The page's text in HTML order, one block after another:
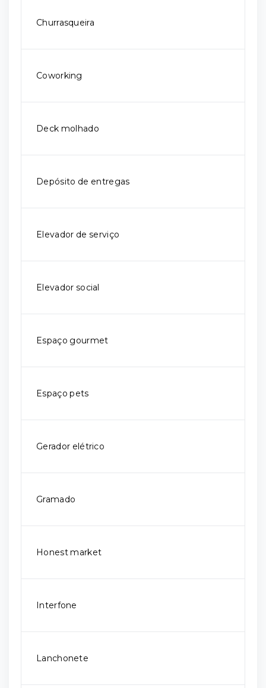
Churrasqueira
Coworking
Deck molhado
Depósito de entregas
Elevador de serviço
Elevador social
Espaço gourmet
Espaço pets
Gerador elétrico
Gramado
Honest market
Interfone
Lanchonete